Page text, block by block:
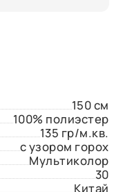
150 см
100% полиэстер
135 гр/м.кв.
с узором горох
Мультиколор
30
Китай